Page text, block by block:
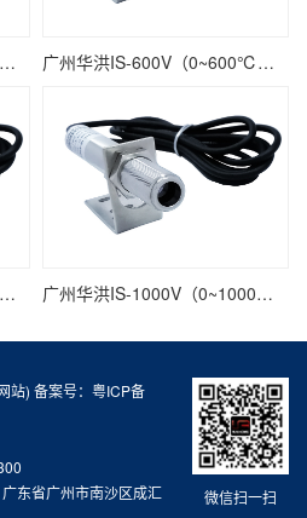
广州华洪IS-300V（0~300℃）电压输出精准型固定安装非接触式在线式工业红外测温仪 广州华洪IS-600V（0~600℃）电压输出精准型固定安装非接触式在线式工业红外测温仪
广州华洪IS-800V（0~800℃）电压输出精准型固定安装非接触式在线式工业红外测温仪 广州华洪IS-1000V（0~1000℃）电压输出精准型固定安装非接触式在线式工业红外测温仪
微信扫一扫
) 备案号： 粤ICP备
东省广州市南沙区成汇